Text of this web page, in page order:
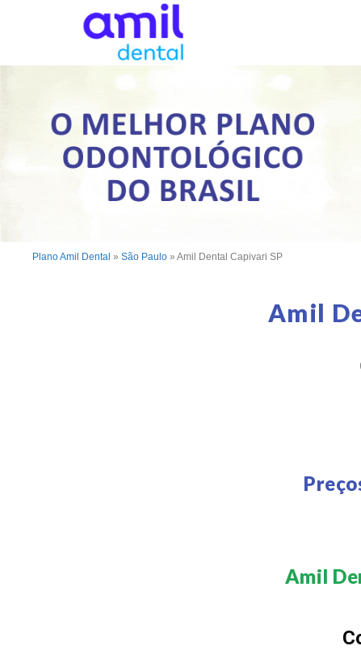
Plano Amil Dental » São Paulo » Amil Dental Capivari SP
Amil
Amil